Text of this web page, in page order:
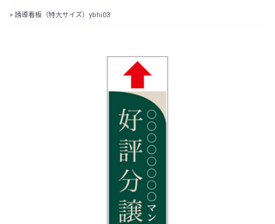
> 誘導看板（特大サイズ）ybhi03